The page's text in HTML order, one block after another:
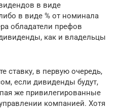
в виде
в виде % от номинала
обладатели префов
как и владельцы
ставку, в первую очередь,
если дивиденды будут,
же привилегированные
компанией. Хотя